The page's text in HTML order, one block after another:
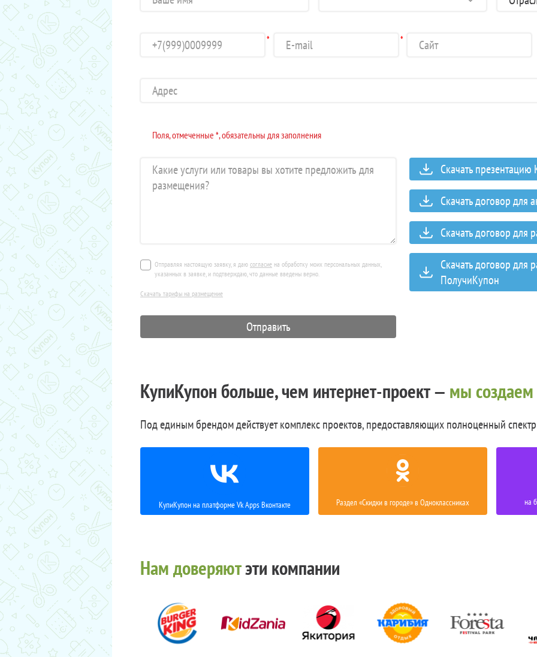
* *
Поля, отмеченные *, обязательны для заполнения
Отправляя настоящую заявку, я даю согласие на обработку моих персональных данных,
указанных в заявке, и подтверждаю, что данные введены верно.
Скачать тарифы на размещение
Скачать
Скачать договор для
Скачать договор для
Скачать договор для
ПолучиКупон
КупиКупон больше, чем интернет-проект — мы
Под единым брендом действует комплекс проектов, предоставляющих полноценный спектр
КупиКупон на платформе Vk Apps Вконтакте Раздел «Скидки в городе» в Одноклассниках на
Нам доверяютэти компании